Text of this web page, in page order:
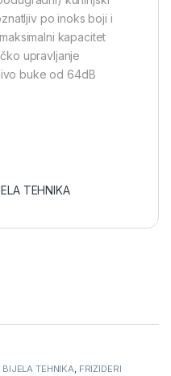
po inoks boji i
kapacitet
upravljanje
buke od 64dB
TEHNIKA
BIJELA TEHNIKA FRIŽIDERI